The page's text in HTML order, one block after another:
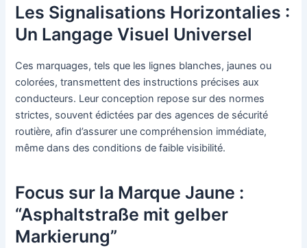
Les Signalisations Horizontalies :
Un Langage Visuel Universel
Ces marquages, tels que les lignes blanches, jaunes ou
colorées, transmettent des instructions précises aux
conducteurs. Leur conception repose sur des normes
strictes, souvent édictées par des agences de sécurité
routière, afin d’assurer une compréhension immédiate,
même dans des conditions de faible visibilité.
Focus sur la Marque Jaune :
“Asphaltstraße mit gelber
Markierung”